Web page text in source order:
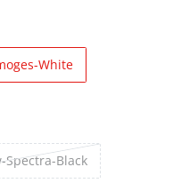
White
Spectra-Black